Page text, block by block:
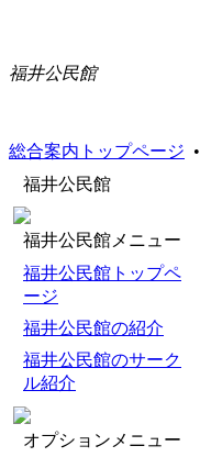
福井公民館
総合案内トップページ •
福井公民館
福井公民館メニュー
福井公民館トップペ
ージ
福井公民館の紹介
福井公民館のサーク
ル紹介
オプションメニュー